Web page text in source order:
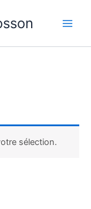
sélection.